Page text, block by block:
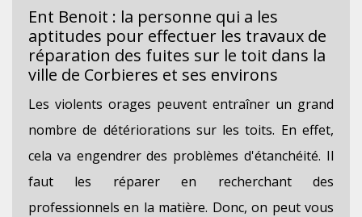
Ent Benoit : la personne qui a les
aptitudes pour effectuer les travaux de
réparation des fuites sur le toit dans la
ville de Corbieres et ses environs
Les violents orages peuvent entraîner un grand
nombre de détériorations sur les toits. En effet,
cela va engendrer des problèmes d'étanchéité. Il
faut les réparer en recherchant des
professionnels en la matière. Donc, on peut vous